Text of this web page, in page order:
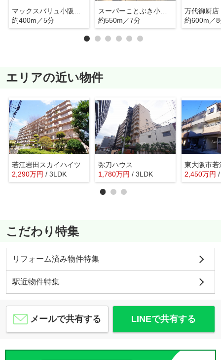
マックスバリュ小阪店（イオンタウン小阪）
約400m／5分
スーパーことぶき小阪店
約550m／7分
約600m／
エリアの近い物件
若江岩田スカイハイツ
2,290万円 / 3LDK
弥刀ハウス
1,780万円 / 3LDK 2,450万円
こだわり特集
リフォーム済み物件特集
駅近物件特集
メールで共有する LINEで共有する